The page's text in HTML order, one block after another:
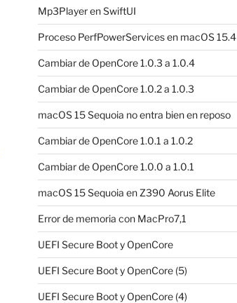
Mp3Player en SwiftUI
Proceso PerfPowerServices en macOS 15.4
Cambiar de OpenCore 1.0.3 a 1.0.4
Cambiar de OpenCore 1.0.2 a 1.0.3
macOS 15 Sequoia no entra bien en reposo
Cambiar de OpenCore 1.0.1 a 1.0.2
Cambiar de OpenCore 1.0.0 a 1.0.1
macOS 15 Sequoia en Z390 Aorus Elite
Error de memoria con MacPro7,1
UEFI Secure Boot y OpenCore
UEFI Secure Boot y OpenCore (5)
UEFI Secure Boot y OpenCore (4)